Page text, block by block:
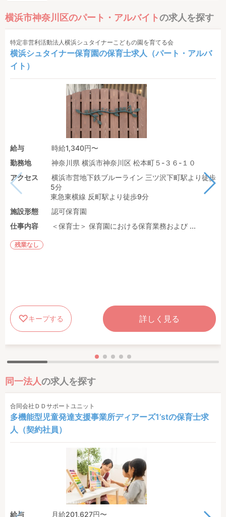
横浜市神奈川区のパート・アルバイトの求人を探す
特定非営利活動法人横浜シュタイナーこどもの園を育てる会
横浜シュタイナー保育園の保育士求人（パート・アルバ
イト）
給与
時給1,340円〜
勤務地
神奈川県 横浜市神奈川区 松本町５-３６-１０
アクセス
横浜市営地下鉄ブルーライン 三ツ沢下町駅より徒歩
5分
東急東横線 反町駅より徒歩9分
施設形態
認可保育園
仕事内容
＜保育士＞ 保育園における保育業務および ...
残業なし
キープする 詳しく見る
同一法人の求人を探す
合同会社ＤＤサポートユニット
多機能型児童発達支援事業所ディアーズ1’stの保育士求
人（契約社員）
給与
月給201,627円〜